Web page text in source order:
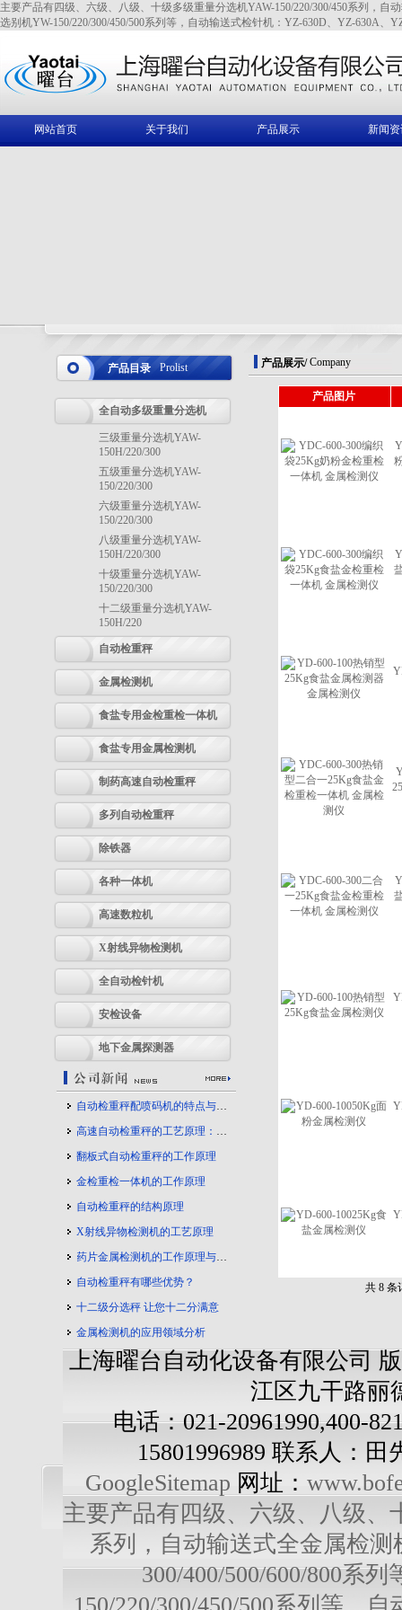
主要产品有四级、六级、八级、十级多级重量分选机YAW-150/220/300/450系列，自
选别机YW-150/220/300/450/500系列等，自动输送式检针机：YZ-630D、YZ-630A、
网站首页 关于我们 产品展示 新闻
产品目录 Prolist
全自动多级重量分选机
三级重量分选机YAW-
150H/220/300
五级重量分选机YAW-
150/220/300
六级重量分选机YAW-
150/220/300
八级重量分选机YAW-
150H/220/300
十级重量分选机YAW-
150/220/300
十二级重量分选机YAW-
150H/220
自动检重秤
金属检测机
食盐专用金检重检一体机
食盐专用金属检测机
制药高速自动检重秤
多列自动检重秤
除铁器
各种一体机
高速数粒机
X射线异物检测机
全自动检针机
安检设备
地下金属探测器
自动检重秤配喷码机的特点与应用
高速自动检重秤的工艺原理：守护产品质量的幕后力量
翻板式自动检重秤的工作原理
金检重检一体机的工作原理
自动检重秤的结构原理
X射线异物检测机的工艺原理
药片金属检测机的工作原理与工艺流程
自动检重秤有哪些优势？
十二级分选秤 让您十二分满意
金属检测机的应用领域分析
产品展示/ Company
产品图片
共 8
上海曜台自动化设备有限公司
江区九干路丽
电话：021-20961990,400-
15801996989 联系人：田
GoogleSitemap 网址：
主要产品有四级、六级、八级、
系列，自动输送式全金属检测
300/400/500/600/800系